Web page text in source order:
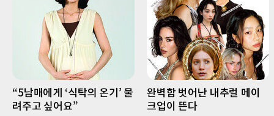
“5남매에게 ‘식탁의 온기’ 물
려주고 싶어요”
완벽함 벗어난 내추럴 메이
크업이 뜬다